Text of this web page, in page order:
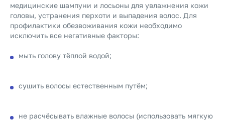
медицинские шампуни и лосьоны для увлажнения кожи
головы, устранения перхоти и выпадения волос. Для
профилактики обезвоживания кожи необходимо
исключить все негативные факторы:
мыть голову тёплой водой;
сушить волосы естественным путём;
не расчёсывать влажные волосы (использовать мягкую